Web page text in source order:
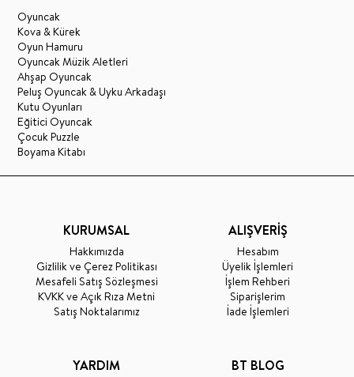
Oyuncak
Kova & Kürek
Oyun Hamuru
Oyuncak Müzik Aletleri
Ahşap Oyuncak
Peluş Oyuncak & Uyku Arkadaşı
Kutu Oyunları
Eğitici Oyuncak
Çocuk Puzzle
Boyama Kitabı
KURUMSAL
Hakkımızda
Gizlilik ve Çerez Politikası
Mesafeli Satış Sözleşmesi
KVKK ve Açık Rıza Metni
Satış Noktalarımız
ALIŞVERİŞ
Hesabım
Üyelik İşlemleri
İşlem Rehberi
Siparişlerim
İade İşlemleri
YARDIM BT BLOG